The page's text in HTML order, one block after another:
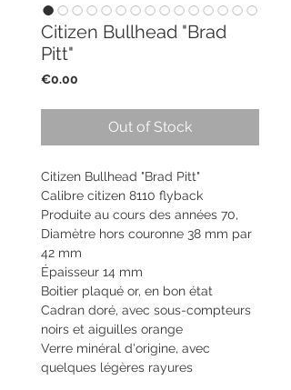
Citizen Bullhead "Brad
Pitt"
€0.00
Out of Stock
Citizen Bullhead "Brad Pitt"
Calibre citizen 8110 flyback
Produite au cours des années 70,
Diamètre hors couronne 38 mm par
42 mm
Épaisseur 14 mm
Boitier plaqué or, en bon état
Cadran doré, avec sous-compteurs
noirs et aiguilles orange
Verre minéral d'origine, avec
quelques légères rayures